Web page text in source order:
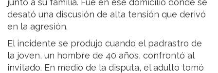
junto a su familia. Fue en ese domicilio donde se
desató una discusión de alta tensión que derivó
en la agresión.
El incidente se produjo cuando el padrastro de
la joven, un hombre de 40 años, confrontó al
invitado. En medio de la disputa, el adulto tomó